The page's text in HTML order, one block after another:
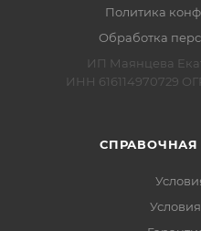
Политика
Обработка
ИП Маянцева
ИНН 616114970729